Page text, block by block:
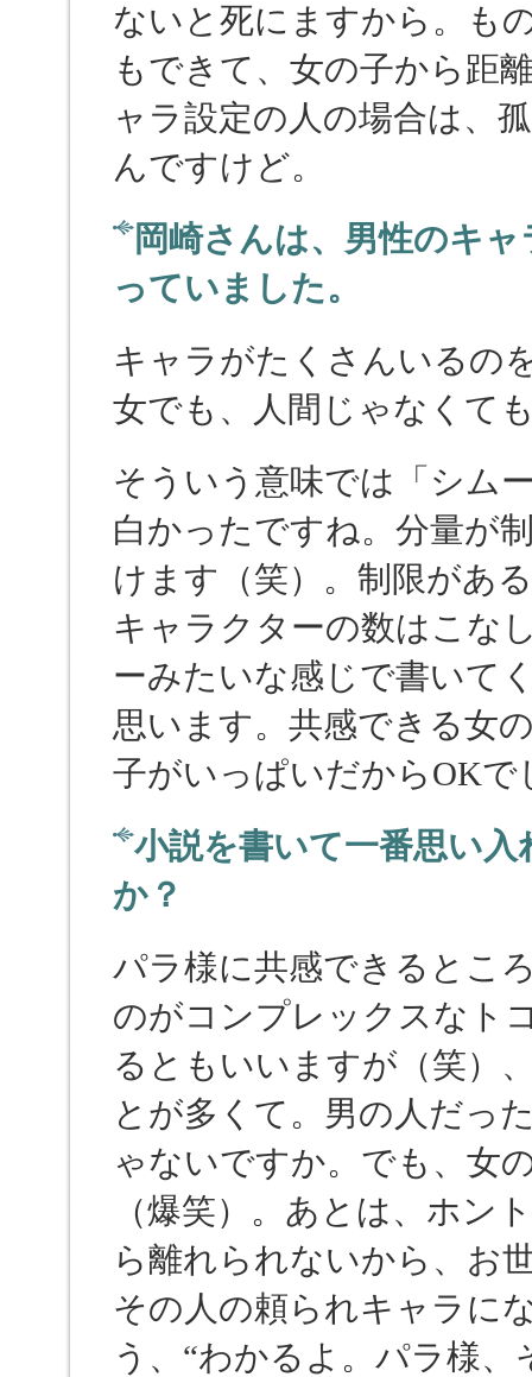
ないと死にますから。も
もできて、女の子から距
ャラ設定の人の場合は、
んですけど。
岡崎さんは、男性のキ
っていました。
キャラがたくさんいるの
女でも、人間じゃなくて
そういう意味では「シム
白かったですね。分量が
けます（笑）。制限があ
キャラクターの数はこな
ーみたいな感じで書いて
思います。共感できる女
子がいっぱいだからOKで
小説を書いて一番思い
か？
パラ様に共感できるとこ
のがコンプレックスなト
るともいいますが（笑）
とが多くて。男の人だっ
ゃないですか。でも、女
（爆笑）。あとは、ホン
ら離れられないから、お
その人の頼られキャラに
う、“わかるよ。パラ様、